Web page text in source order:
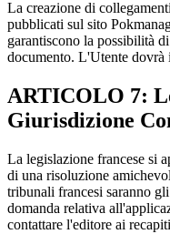
La creazione di
pubblicati sul sito
garantiscono la possibilità
documento. L'Utente dovrà
ARTICOLO 7:
Giurisdizione
La legislazione francese si
di una risoluzione
tribunali francesi saranno
domanda relativa
contattare l'editore ai